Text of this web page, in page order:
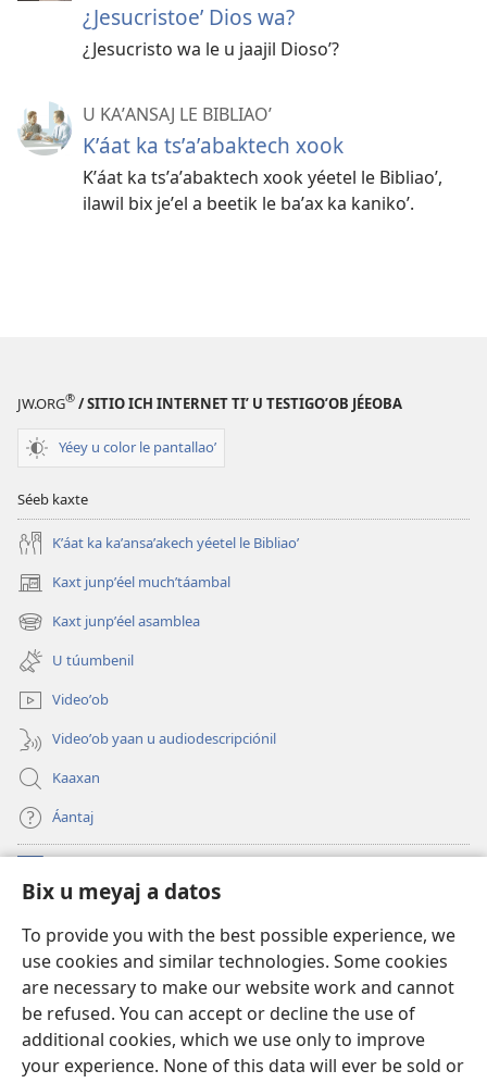
Bix u meyaj a datos
To provide you with the best possible experience, we
use cookies and similar technologies. Some cookies
are necessary to make our website work and cannot
be refused. You can accept or decline the use of
additional cookies, which we use only to improve
your experience. None of this data will ever be sold or
¿Jesucristoeʼ Dios wa?
¿Jesucristo wa le u jaajil Diosoʼ?
U KAʼANSAJ LE BIBLIAOʼ
Kʼáat ka tsʼaʼabaktech xook
Kʼáat ka tsʼaʼabaktech xook yéetel le Bibliaoʼ,
ilawil bix jeʼel a beetik le baʼax ka kanikoʼ.
JW.ORG® / SITIO ICH INTERNET TIʼ U TESTIGOʼOB JÉEOBA
Yéey u color le pantallaoʼ
Séeb kaxte
Kʼáat ka kaʼansaʼakech yéetel le Bibliaoʼ
Kaxt junpʼéel muchʼtáambal
(opens
new
window)
Kaxt junpʼéel asamblea
(opens
new
window)
U túumbenil
Videoʼob
Videoʼob yaan u audiodescripciónil
Kaaxan
Áantaj
(opens
new
Biblioteca ich Internet tiʼ le Watchtoweroʼ™
(opens
new
window)JW Hub
(opens
new
window)Aplicación JW Library ®